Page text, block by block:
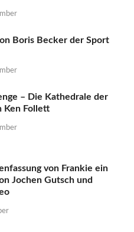
Boris Becker der Sport
– Die Kathedrale der
Ken Follett
von Frankie ein
Jochen Gutsch und